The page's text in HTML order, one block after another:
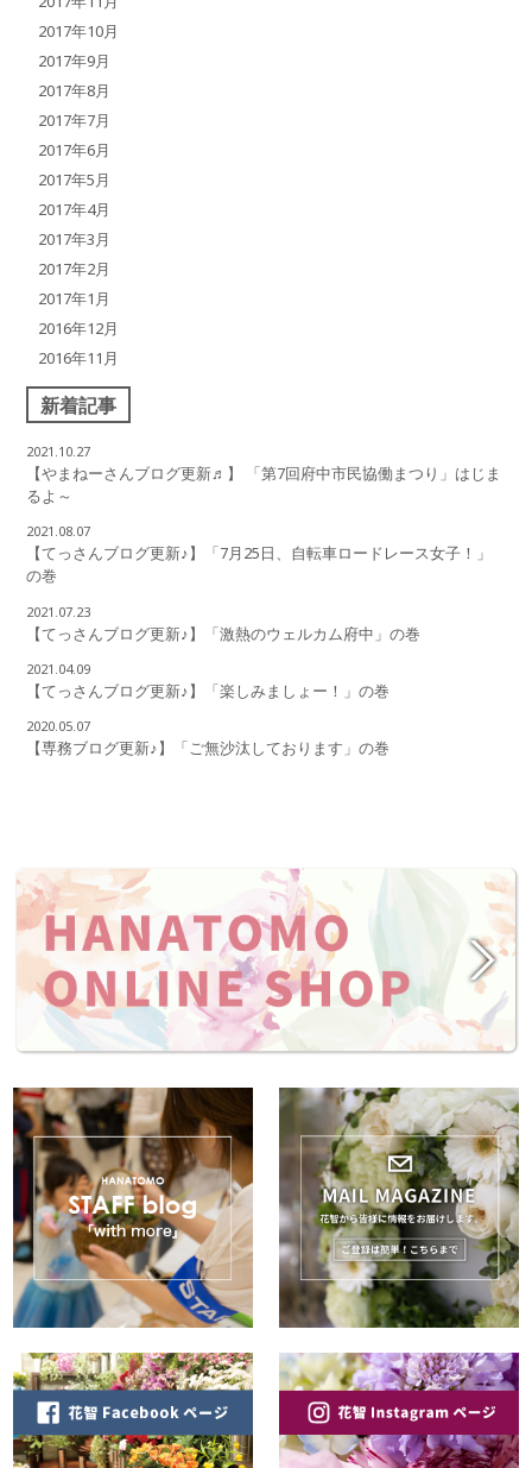
2017年10月
2017年9月
2017年8月
2017年7月
2017年6月
2017年5月
2017年4月
2017年3月
2017年2月
2017年1月
2016年12月
2016年11月
新着記事
2021.10.27
【やまねーさんブログ更新♬】 「第7回府中市民協働まつり」はじま
るよ～
2021.08.07
【てっさんブログ更新♪】「7月25日、自転車ロードレース女子！」
の巻
2021.07.23
【てっさんブログ更新♪】「激熱のウェルカム府中」の巻
2021.04.09
【てっさんブログ更新♪】「楽しみましょー！」の巻
2020.05.07
【専務ブログ更新♪】「ご無沙汰しております」の巻